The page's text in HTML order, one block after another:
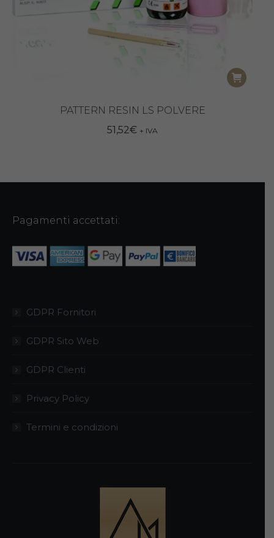
PATTERN RESIN LS POLVERE
51,52€ + IVA
Pagamenti accettati:
GDPR Fornitori
GDPR Sito Web
GDPR Clienti
Privacy Policy
Termini e condizioni